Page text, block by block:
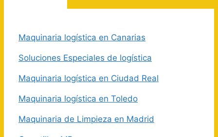
Maquinaria logística en Canarias
Soluciones Especiales de logística
Maquinaria logística en Ciudad Real
Maquinaria logística en Toledo
Maquinaria de Limpieza en Madrid